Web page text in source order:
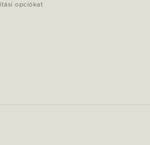
opciókat